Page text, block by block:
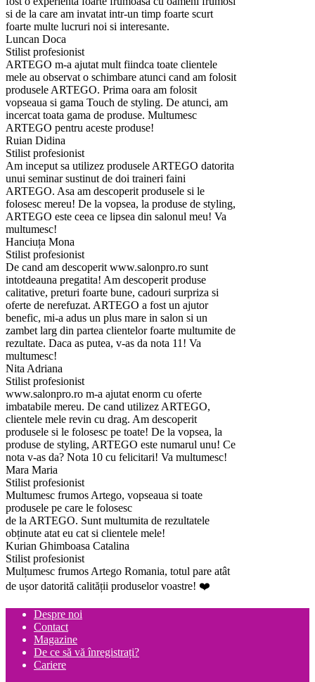
si de la care am invatat intr-un timp foarte scurt
foarte multe lucruri noi si interesante.
Luncan Doca
Stilist profesionist
ARTEGO m-a ajutat mult fiindca toate clientele
mele au observat o schimbare atunci cand am folosit
produsele ARTEGO. Prima oara am folosit
vopseaua si gama Touch de styling. De atunci, am
incercat toata gama de produse. Multumesc
ARTEGO pentru aceste produse!
Ruian Didina
Stilist profesionist
Am inceput sa utilizez produsele ARTEGO datorita
unui seminar sustinut de doi traineri faini
ARTEGO. Asa am descoperit produsele si le
folosesc mereu! De la vopsea, la produse de styling,
ARTEGO este ceea ce lipsea din salonul meu! Va
multumesc!
Hanciuța Mona
Stilist profesionist
De cand am descoperit www.salonpro.ro sunt
intotdeauna pregatita! Am descoperit produse
calitative, preturi foarte bune, cadouri surpriza si
oferte de nerefuzat. ARTEGO a fost un ajutor
benefic, mi-a adus un plus mare in salon si un
zambet larg din partea clientelor foarte multumite de
rezultate. Daca as putea, v-as da nota 11! Va
multumesc!
Nita Adriana
Stilist profesionist
www.salonpro.ro m-a ajutat enorm cu oferte
imbatabile mereu. De cand utilizez ARTEGO,
clientele mele revin cu drag. Am descoperit
produsele si le folosesc pe toate! De la vopsea, la
produse de styling, ARTEGO este numarul unu! Ce
nota v-as da? Nota 10 cu felicitari! Va multumesc!
Mara Maria
Stilist profesionist
Multumesc frumos Artego, vopseaua si toate
produsele pe care le folosesc
de la ARTEGO. Sunt multumita de rezultatele
obținute atat eu cat si clientele mele!
Kurian Ghimboasa Catalina
Stilist profesionist
Mulțumesc frumos Artego Romania, totul pare atât
de ușor datorită calității produselor voastre! ❤️
Despre noi
Contact
Magazine
De ce să vă înregistrați?
Cariere